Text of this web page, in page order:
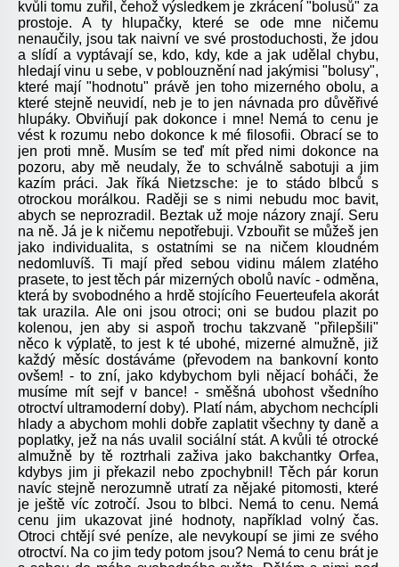
kvůli tomu zuřil, čehož výsledkem je zkrácení "bolusů" za
prostoje. A ty hlupačky, které se ode mne ničemu
nenaučily, jsou tak naivní ve své prostoduchosti, že jdou
a slídí a vyptávají se, kdo, kdy, kde a jak udělal chybu,
hledají vinu u sebe, v poblouznění nad jakýmisi "bolusy",
které mají "hodnotu" právě jen toho mizerného obolu, a
které stejně neuvidí, neb je to jen návnada pro důvěřivé
hlupáky. Obviňují pak dokonce i mne! Nemá to cenu je
vést k rozumu nebo dokonce k mé filosofii. Obrací se to
jen proti mně. Musím se teď mít před nimi dokonce na
pozoru, aby mě neudaly, že to schválně sabotuji a jim
kazím práci. Jak říká
Nietzsche: je to stádo blbců s
otrockou morálkou. Raději se s nimi nebudu moc bavit,
abych se neprozradil. Beztak už moje názory znají. Seru
na ně. Já je k ničemu nepotřebuji. Vzbouřit se můžeš jen
jako individualita, s ostatními se na ničem kloudném
nedomluvíš. Ti mají před sebou vidinu málem zlatého
prasete, to jest těch pár mizerných obolů navíc - odměna,
která by svobodného a hrdě stojícího Feuerteufela akorát
tak urazila. Ale oni jsou otroci; oni se budou plazit po
kolenou, jen aby si aspoň trochu takzvaně "přilepšili"
něco k výplatě, to jest k té ubohé, mizerné almužně, již
každý měsíc dostáváme (převodem na bankovní konto
ovšem! - to zní, jako kdybychom byli nějací boháči, že
musíme mít sejf v bance! - směšná ubohost všedního
otroctví ultramoderní doby). Platí nám, abychom nechcípli
hlady a abychom mohli dobře zaplatit všechny ty daně a
poplatky, jež na nás uvalil sociální stát. A kvůli té otrocké
almužně by tě roztrhali zaživa jako bakchantky Orfea,
kdybys jim ji překazil nebo zpochybnil! Těch pár korun
navíc stejně nerozumně utratí za nějaké pitomosti, které
je ještě víc zotročí. Jsou to blbci. Nemá to cenu. Nemá
cenu jim ukazovat jiné hodnoty, například volný čas.
Otroci chtějí své peníze, ale nevykoupí se jimi ze svého
otroctví. Na co jim tedy potom jsou? Nemá to cenu brát je